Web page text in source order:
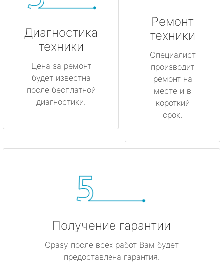
Диагностика
техники
Цена за ремонт
будет известна
после бесплатной
диагностики.
Ремонт
техники
Специалист
производит
ремонт на
месте и в
короткий
срок.
Получение гарантии
Сразу после всех работ Вам будет
предоставлена гарантия.